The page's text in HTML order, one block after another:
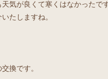
気が良くて寒くはなかったです
たしますね。
換です。